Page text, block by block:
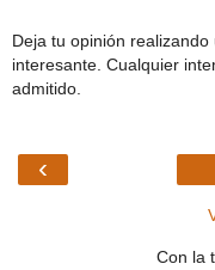
Deja tu opinión
interesante. Cualquier
admitido.
‹
Con la